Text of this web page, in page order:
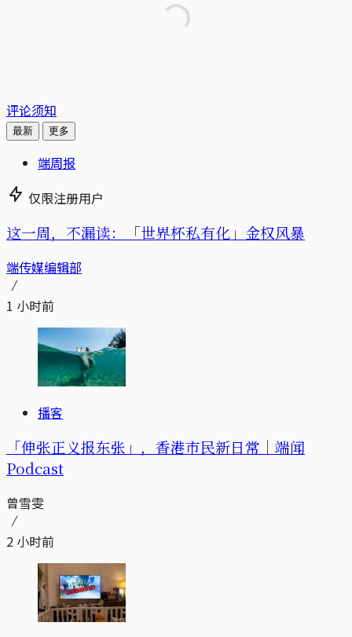
评论须知
最新 更多
端周报
仅限注册用户
这一周，不漏读：「世界杯私有化」金权风暴
端传媒编辑部
1 小时前
播客
「伸张正义报东张」，香港市民新日常｜端闻
Podcast
曾雪雯
2 小时前